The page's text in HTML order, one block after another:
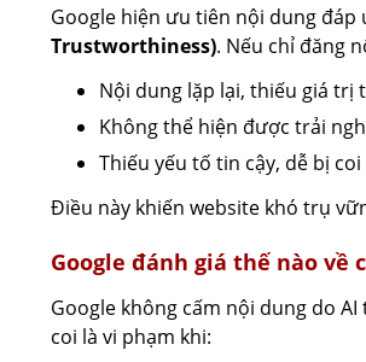
Google hiện ưu tiên nội dung đáp
Trustworthiness). Nếu chỉ đăng
Nội dung lặp lại, thiếu giá trị
Không thể hiện được trải
Thiếu yếu tố tin cậy, dễ bị coi
Điều này khiến website khó trụ
Google đánh giá thế nào về
Google không cấm nội dung do
coi là vi phạm khi: